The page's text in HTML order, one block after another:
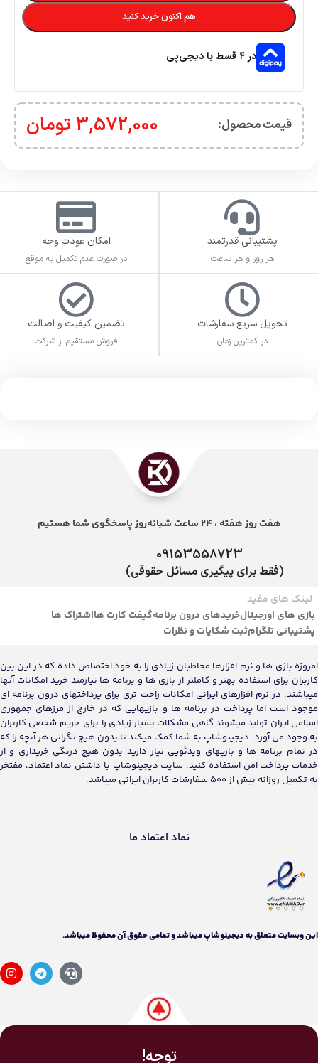
هم اکنون خرید کنید
در ۴ قسط با دیجی‌پی
قیمت محصول:​ 3,572,000 تومان
پشتیبانی قدرتمند
هر روز و هر ساعت
امکان عودت وجه
در صورت عدم تکمیل به موقع
تحویل سریع سفارشات
در کمترین زمان
تضمین کیفیت و اصالت
فروش مستقیم از شرکت
هفت روز هفته ، 24 ساعت شبانه‌روز پاسخگوی شما هستیم
09153558723
(فقط برای پیگیری مسائل حقوقی)
لینک های مفید
بازی های اورجینالخریدهای درون برنامهگیفت کارت هااشتراک ها
پشتیبانی تلگرامثبت شکایات و نظرات
امروزه بازی ها و نرم افزارها مخاطبان زیادی را به خود اختصاص داده که در این بین
کاربران برای استفاده بهتر و کاملتر از بازی ها و برنامه ها نیازمند خرید امکانات آنها
میباشند، در نرم افزارهای ایرانی امکانات راحت تری برای پرداختهای درون برنامه ای
موجود است اما پرداخت در برنامه ها و بازیهایی که در خارج از مرزهای جمهوری
اسلامی ایران تولید میشوند گاهی مشکلات بسیار زیادی را برای حریم شخصی کاربران
به وجود می آورد. دیجینوشاپ به شما کمک میکند تا بدون هیچ نگرانی هر آنچه را که
در تمام برنامه ها و بازیهای ویدئویی نیاز دارید بدون هیچ درنگی خریداری و از
خدمات پرداخت امن استفاده کنید. سایت دیجینوشاپ با داشتن نماد اعتماد، مفتخر
به تکمیل روزانه بیش از 500 سفارشات کاربران ایرانی میباشد.
نماد اعتماد ما
اين وبسايت متعلق به دیجینوشاپ ميباشد و تمامی حقوق آن محفوظ ميباشد.
توجه!